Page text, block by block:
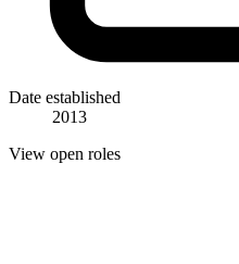
Date established
2013
View open roles